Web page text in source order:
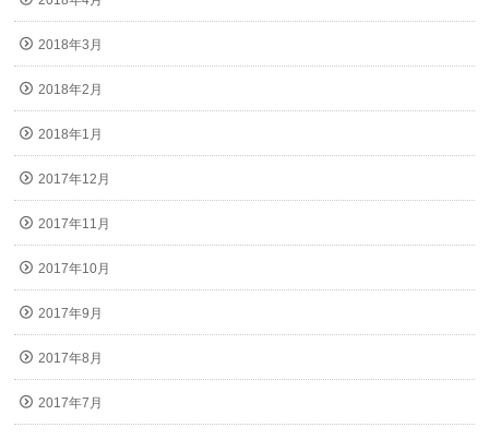
2018年3月
2018年2月
2018年1月
2017年12月
2017年11月
2017年10月
2017年9月
2017年8月
2017年7月